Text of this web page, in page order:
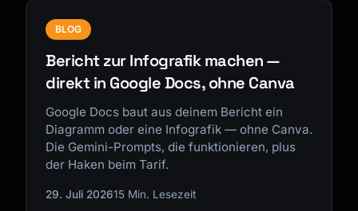
BLOG
Bericht zur Infografik machen —
direkt in Google Docs, ohne Canva
Google Docs baut aus deinem Bericht ein
Diagramm oder eine Infografik — ohne Canva.
Die Gemini-Prompts, die funktionieren, plus
der Haken beim Tarif.
29. Juli 202615 Min. Lesezeit